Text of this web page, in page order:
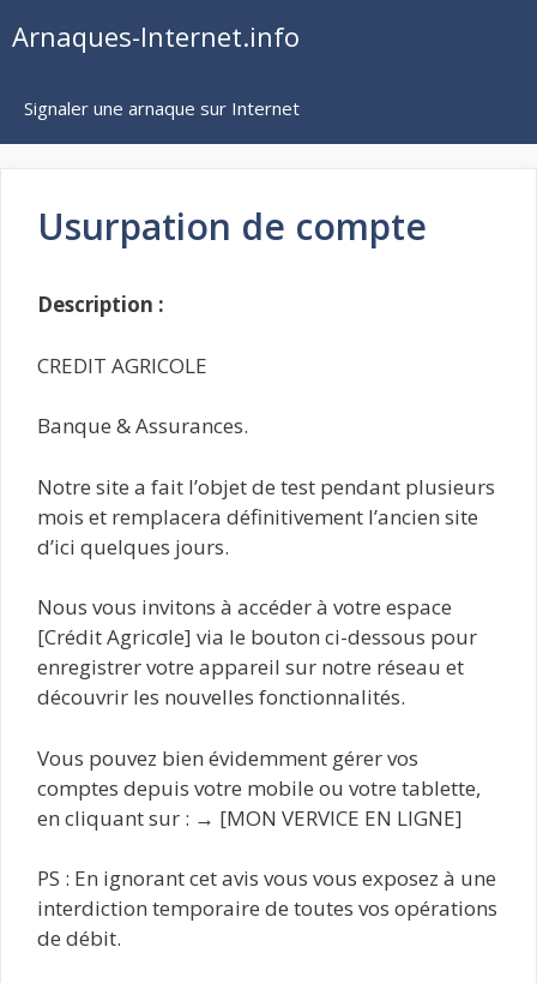
auArnaques-Internet.info
Signaler une arnaque sur Internet
Usurpation de compte
Description :
CREDIT AGRICOLE
Banque & Assurances.
Notre site a fait l’objet de test pendant plusieurs
mois et remplacera définitivement l’ancien site
d’ici quelques jours.
Nous vous invitons à accéder à votre espace
[Crédit Agricσle] via le bouton ci-dessous pour
enregistrer votre appareil sur notre réseau et
découvrir les nouvelles fonctionnalités.
Vous pouvez bien évidemment gérer vos
comptes depuis votre mobile ou votre tablette,
en cliquant sur : → [MON VERVICE EN LIGNE]
PS : En ignorant cet avis vous vous exposez à une
interdiction temporaire de toutes vos opérations
de débit.